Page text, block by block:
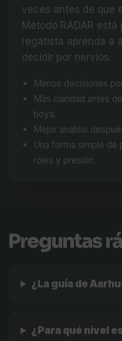
veces antes de que
Método RADAR
regatista aprenda a
decidir por nervios.
Menos decisiones
Más claridad antes
boya.
Mejor análisis
Una forma simple de
roles y presión.
Preguntas
¿La guía de
¿Para qué nivel